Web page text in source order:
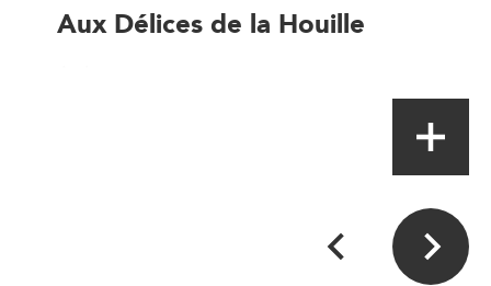
Aux Délices de la Houille